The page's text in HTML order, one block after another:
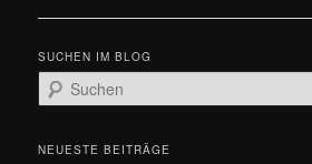
i
r
SUCHEN IM BLOG
u
h
NEUESTE BEITRÄGE